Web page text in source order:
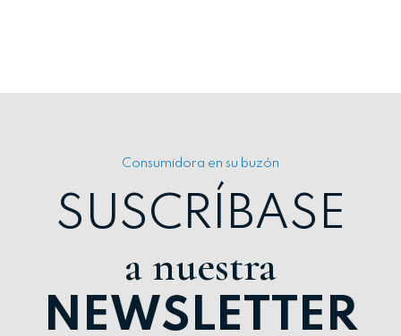
Consumidora en su buzón
SUSCRÍBASE
a nuestra
NEWSLETTER